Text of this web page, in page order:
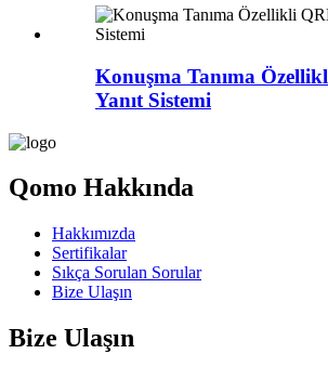
Konuşma Tanıma
Yanıt Sistemi
Qomo Hakkında
Hakkımızda
Sertifikalar
Sıkça Sorulan Sorular
Bize Ulaşın
Bize Ulaşın